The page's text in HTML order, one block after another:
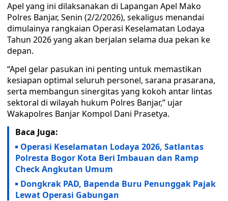
Apel yang ini dilaksanakan di Lapangan Apel Mako
Polres Banjar, Senin (2/2/2026), sekaligus menandai
dimulainya rangkaian Operasi Keselamatan Lodaya
Tahun 2026 yang akan berjalan selama dua pekan ke
depan.
“Apel gelar pasukan ini penting untuk memastikan
kesiapan optimal seluruh personel, sarana prasarana,
serta membangun sinergitas yang kokoh antar lintas
sektoral di wilayah hukum Polres Banjar,” ujar
Wakapolres Banjar Kompol Dani Prasetya.
Baca Juga:
Operasi Keselamatan Lodaya 2026, Satlantas
Polresta Bogor Kota Beri Imbauan dan Ramp
Check Angkutan Umum
Dongkrak PAD, Bapenda Buru Penunggak Pajak
Lewat Operasi Gabungan